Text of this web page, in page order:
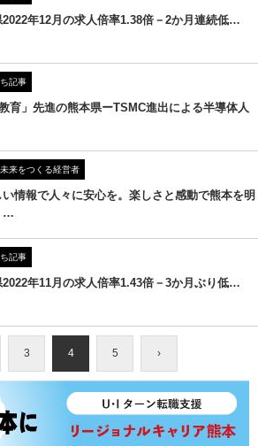
2022年12月の求人倍率1.38倍－2か月連続低…
記事
教育」先進の熊本県ーTSMC進出による半導体人
来をつくる経営者
い情報で人々に安心を。楽しさと感動で熊本を明
…
記事
2022年11月の求人倍率1.43倍－3か月ぶり低…
3 4 5 ›